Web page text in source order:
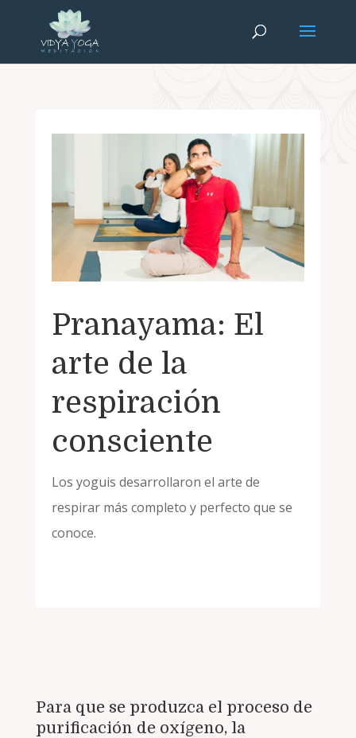
Pranayama: El
arte de la
respiración
consciente
Los yoguis desarrollaron el arte de
respirar más completo y perfecto que se
conoce.
Para que se produzca el proceso de
purificación de oxígeno, la